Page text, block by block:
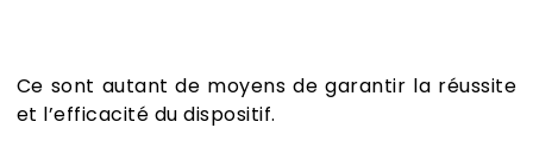
Ce sont autant de moyens de garantir la réussite
et l’efficacité du dispositif.